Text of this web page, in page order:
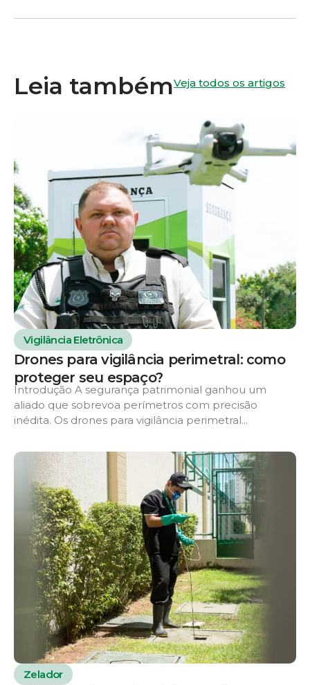
Leia tambémVeja todos os artigos
Vigilância Eletrônica
Drones para vigilância perimetral: como
proteger seu espaço?
Introdução A segurança patrimonial ganhou um
aliado que sobrevoa perímetros com precisão
inédita. Os drones para vigilância perimetral...
Zelador